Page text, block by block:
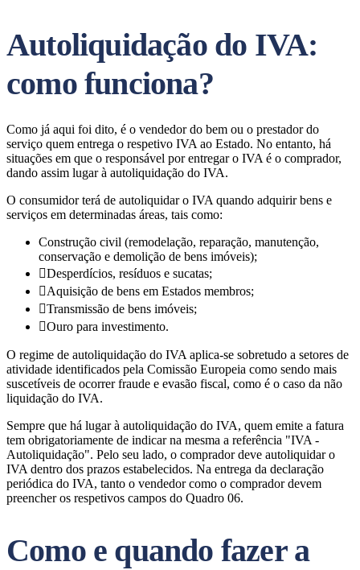
Autoliquidação do IVA:
como funciona?
Como já aqui foi dito, é o vendedor do bem ou o prestador do
serviço quem entrega o respetivo IVA ao Estado. No entanto, há
situações em que o responsável por entregar o IVA é o comprador,
dando assim lugar à autoliquidação do IVA.
O consumidor terá de autoliquidar o IVA quando adquirir bens e
serviços em determinadas áreas, tais como:
Construção civil (remodelação, reparação, manutenção,
conservação e demolição de bens imóveis);
Desperdícios, resíduos e sucatas;
Aquisição de bens em Estados membros;
Transmissão de bens imóveis;
Ouro para investimento.
O regime de autoliquidação do IVA aplica-se sobretudo a setores de
atividade identificados pela Comissão Europeia como sendo mais
suscetíveis de ocorrer fraude e evasão fiscal, como é o caso da não
liquidação do IVA.
Sempre que há lugar à autoliquidação do IVA, quem emite a fatura
tem obrigatoriamente de indicar na mesma a referência "IVA -
Autoliquidação". Pelo seu lado, o comprador deve autoliquidar o
IVA dentro dos prazos estabelecidos. Na entrega da declaração
periódica do IVA, tanto o vendedor como o comprador devem
preencher os respetivos campos do Quadro 06.
Como e quando fazer a